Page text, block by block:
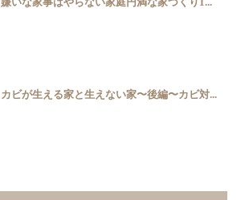
カビが生える家と生えない家〜後編〜カビ対...